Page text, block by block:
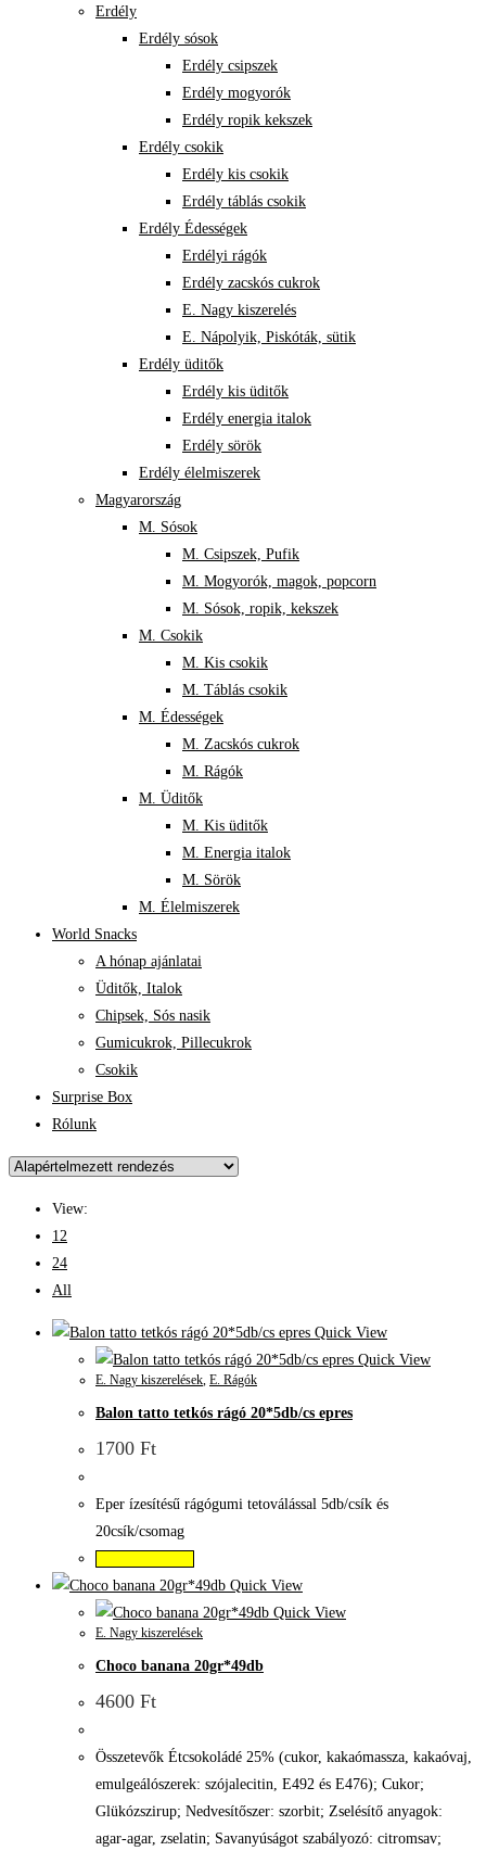
Erdély
Erdély sósok
Erdély csipszek
Erdély mogyorók
Erdély ropik kekszek
Erdély csokik
Erdély kis csokik
Erdély táblás csokik
Erdély Édességek
Erdélyi rágók
Erdély zacskós cukrok
E. Nagy kiszerelés
E. Nápolyik, Piskóták, sütik
Erdély üditők
Erdély kis üditők
Erdély energia italok
Erdély sörök
Erdély élelmiszerek
Magyarország
M. Sósok
M. Csipszek, Pufik
M. Mogyorók, magok, popcorn
M. Sósok, ropik, kekszek
M. Csokik
M. Kis csokik
M. Táblás csokik
M. Édességek
M. Zacskós cukrok
M. Rágók
M. Üditők
M. Kis üditők
M. Energia italok
M. Sörök
M. Élelmiszerek
World Snacks
A hónap ajánlatai
Üditők, Italok
Chipsek, Sós nasik
Gumicukrok, Pillecukrok
Csokik
Surprise Box
Rólunk
View:
12
24
All
Quick View
Quick View
E. Nagy kiszerelések, E. Rágók
Balon tatto tetkós rágó 20*5db/cs epres
1700 Ft
Eper ízesítésű rágógumi tetoválással 5db/csík és
20csík/csomag
Quick View
Quick View
E. Nagy kiszerelések
Choco banana 20gr*49db
4600 Ft
Összetevők Étcsokoládé 25% (cukor, kakaómassza, kakaóvaj,
emulgeálószerek: szójalecitin, E492 és E476); Cukor;
Glükózszirup; Nedvesítőszer: szorbit; Zselésítő anyagok:
agar-agar, zselatin; Savanyúságot szabályozó: citromsav;